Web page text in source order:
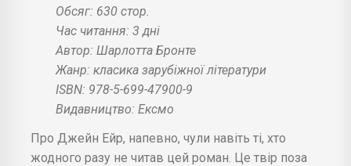
Обсяг: 630 стор.
Час читання: 3 дні
Автор: Шарлотта Бронте
Жанр: класика зарубіжної літератури
ISBN: 978-5-699-47900-9
Видавництво: Ексмо
Про Джейн Ейр, напевно, чули навіть ті, хто
жодного разу не читав цей роман. Це твір поза